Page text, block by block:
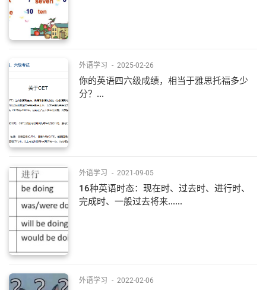
外语学习 - 2025-02-26
你的英语四六级成绩，相当于雅思托福多少
分？...
外语学习 - 2021-09-05
16种英语时态：现在时、过去时、进行时、
完成时、一般过去将来......
外语学习 - 2022-02-06